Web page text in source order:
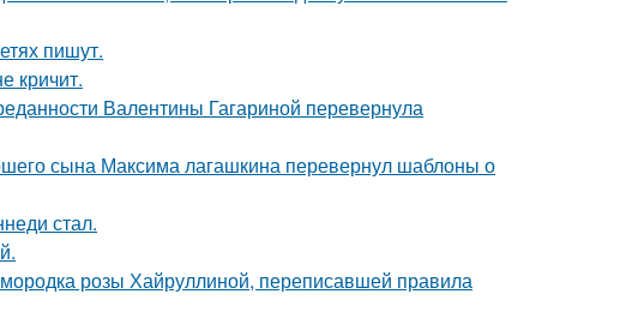
пишут.
кричит.
Валентины Гагариной перевернула
сына Максима лагашкина перевернул шаблоны о
стал.
розы Хайруллиной, переписавшей правила